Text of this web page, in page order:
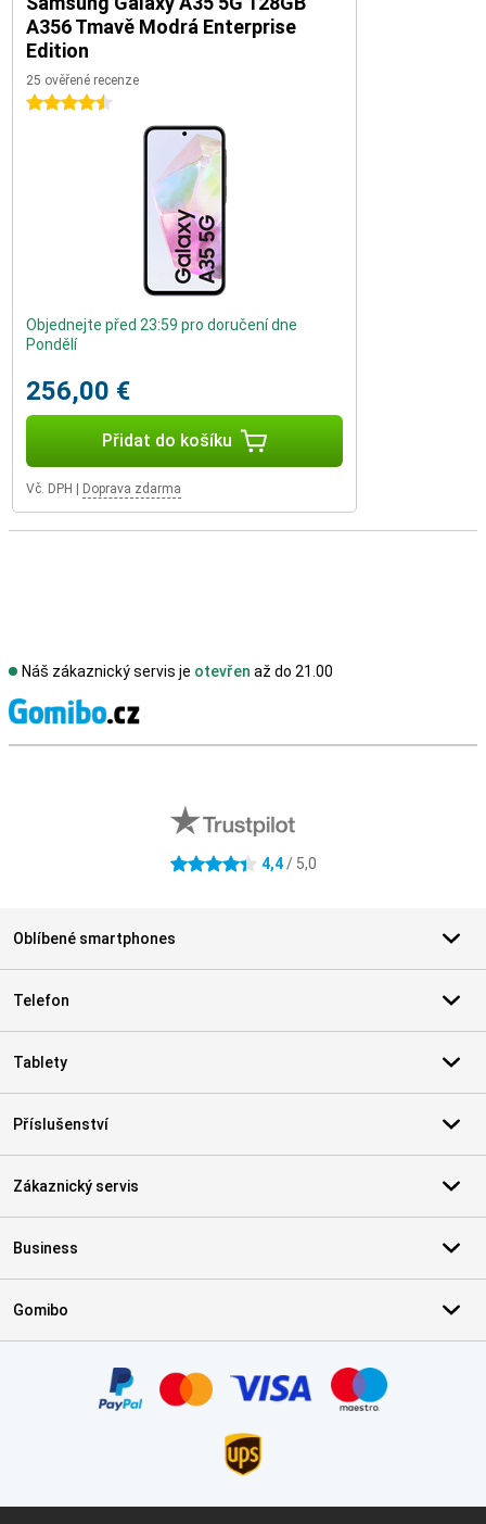
A356 Tmavě Modrá Enterprise
Edition
25 ověřené recenze
4.5 hvězdičky
Objednejte před 23:59 pro doručení dne
Pondělí
256,00 €
Přidat do košíku
Vč. DPH Doprava zdarma
Náš zákaznický servis je otevřen až do 21.00
4.4 hvězdičky4,4/ 5,0
Oblíbené smartphones
Telefon
Tablety
Příslušenství
Zákaznický servis
Business
Gomibo